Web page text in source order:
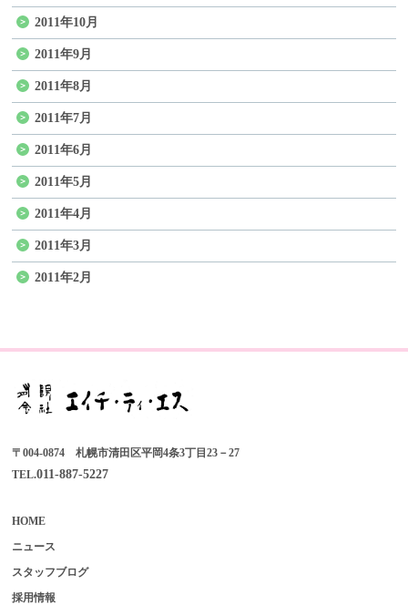
2011年10月
2011年9月
2011年8月
2011年7月
2011年6月
2011年5月
2011年4月
2011年3月
2011年2月
〒004-0874 札幌市清田区平岡4条3丁目23－27
TEL.011-887-5227
HOME
ニュース
スタッフブログ
採用情報